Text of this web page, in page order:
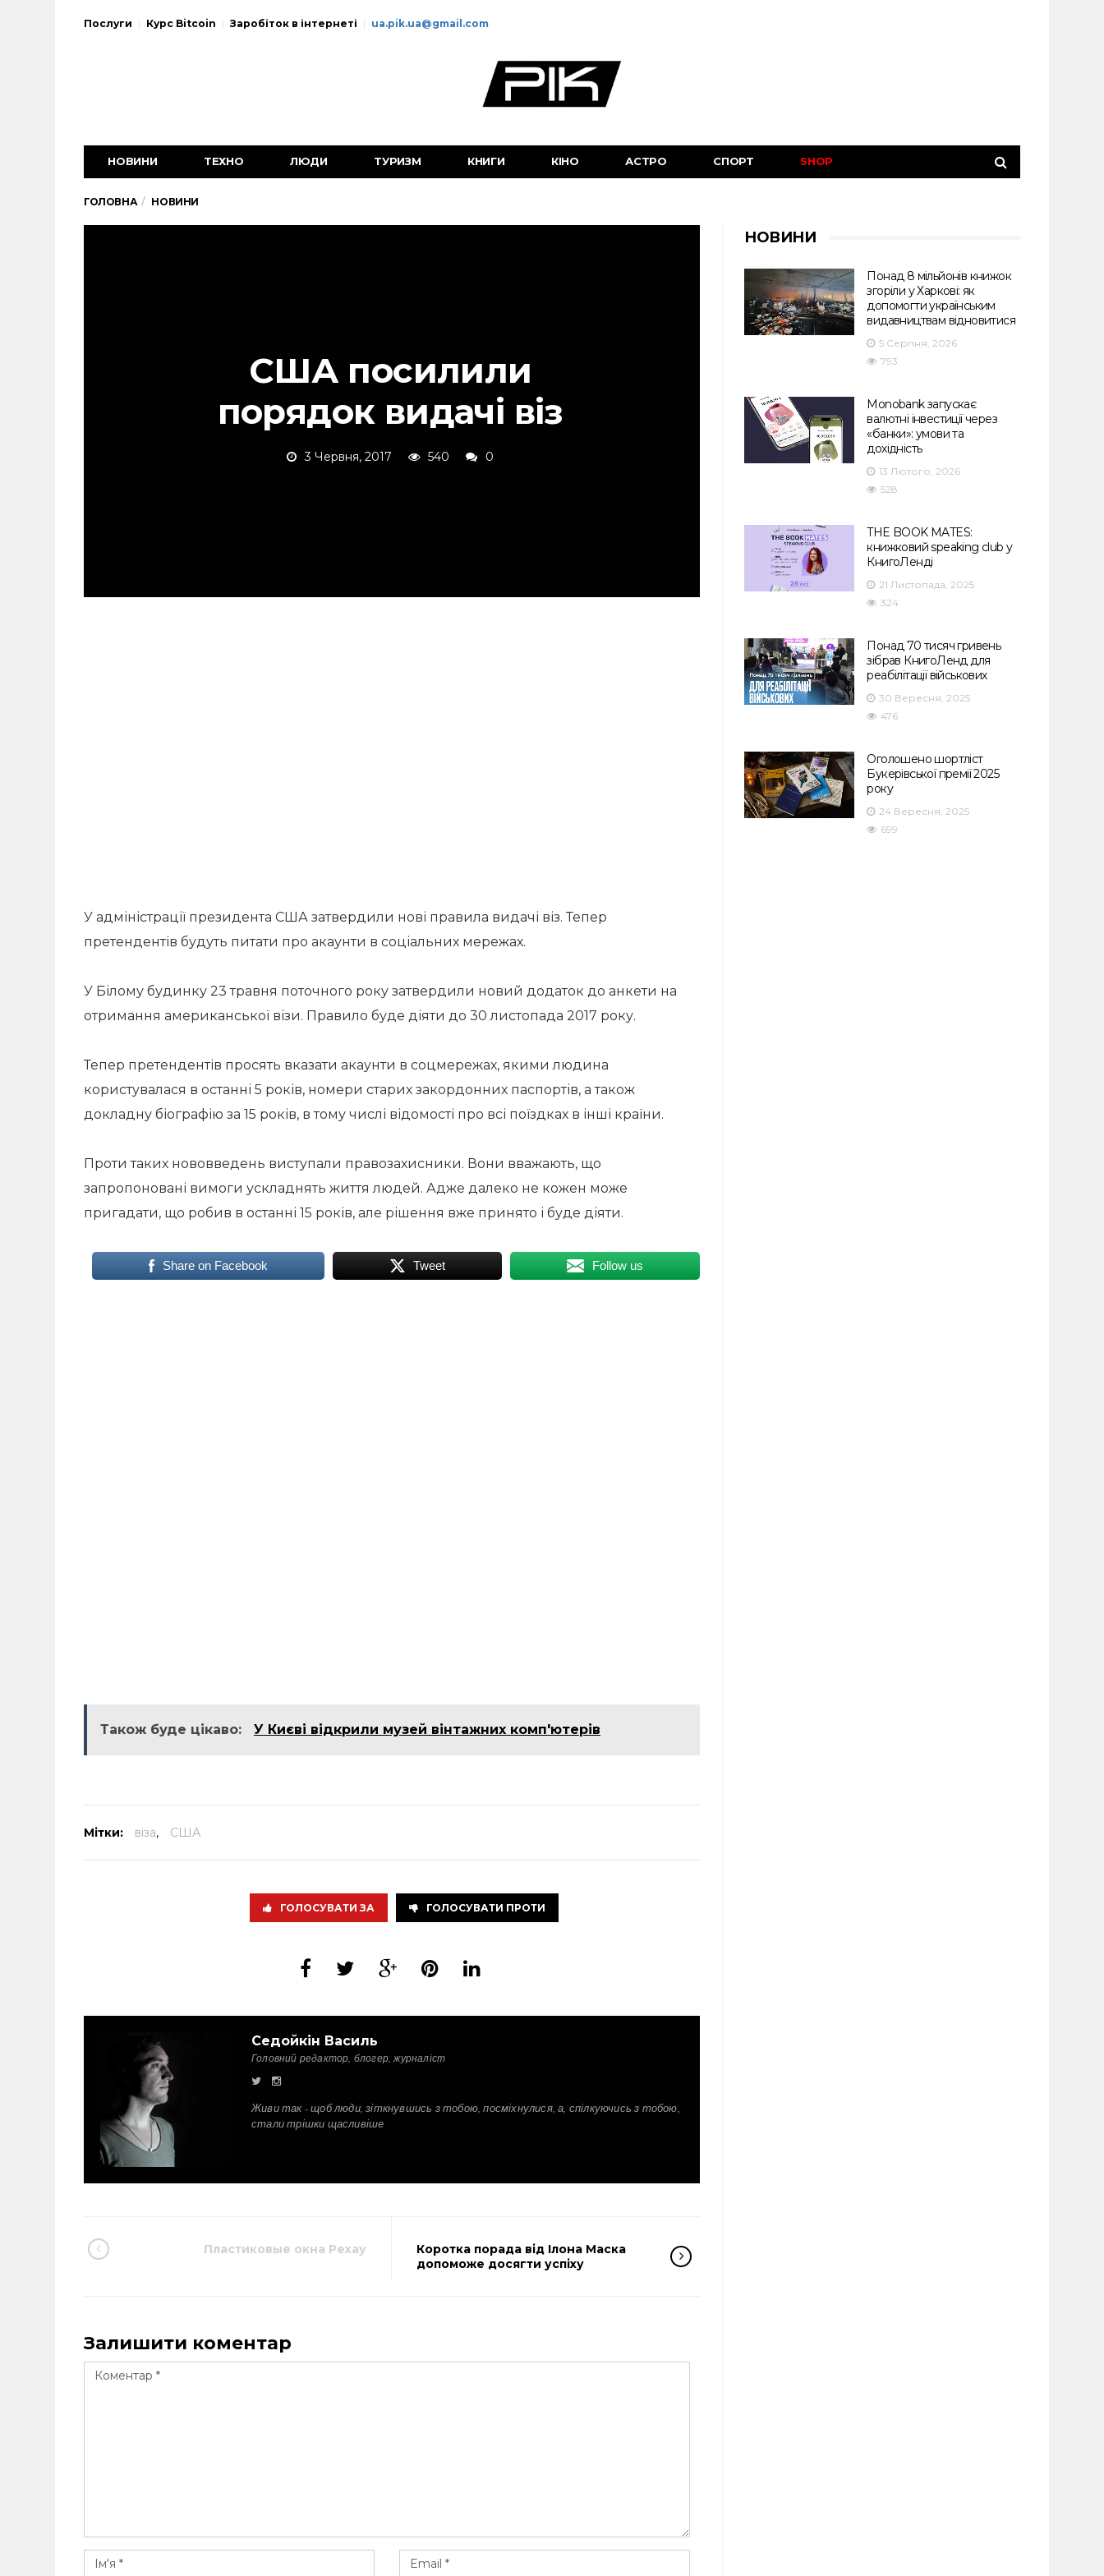
Послуги Курс Bitcoin Заробіток в інтернеті ua.pik.ua@gmail.com
НОВИНИ ТЕХНО ЛЮДИ ТУРИЗМ КНИГИ КІНО АСТРО СПОРТ SHOP
ГОЛОВНА НОВИНИ
США посилили
порядок видачі віз
3 Червня, 2017 540 0
У адміністрації президента США затвердили нові правила видачі віз. Тепер
претендентів будуть питати про акаунти в соціальних мережах.
У Білому будинку 23 травня поточного року затвердили новий додаток до анкети на
отримання американської візи. Правило буде діяти до 30 листопада 2017 року.
Тепер претендентів просять вказати акаунти в соцмережах, якими людина
користувалася в останні 5 років, номери старих закордонних паспортів, а також
докладну біографію за 15 років, в тому числі відомості про всі поїздках в інші країни.
Проти таких нововведень виступали правозахисники. Вони вважають, що
запропоновані вимоги ускладнять життя людей. Адже далеко не кожен може
пригадати, що робив в останні 15 років, але рішення вже принято і буде діяти.
Share on Facebook Tweet Follow us
Також буде цікаво: У Києві відкрили музей вінтажних комп'ютерів
Мітки: віза, США
ГОЛОСУВАТИ ЗА ГОЛОСУВАТИ ПРОТИ
Седойкін Василь
Головний редактор, блогер, журналіст
Живи так - щоб люди, зіткнувшись з тобою, посміхнулися, а, спілкуючись з тобою,
стали трішки щасливіше
Пластиковые окна Рехау
Коротка порада від Ілона Маска
допоможе досягти успіху
Залишити коментар
НОВИНИ
Понад 8 мільйонів книжок
згоріли у Харкові: як
допомогти українським
видавництвам відновитися
5 Серпня, 2026
793
Monobank запускає
валютні інвестиції через
«банки»: умови та
дохідність
13 Лютого, 2026
528
THE BOOK MATES:
книжковий speaking club у
КнигоЛенді
21 Листопада, 2025
324
Понад 70 тисяч гривень
зібрав КнигоЛенд для
реабілітації військових
30 Вересня, 2025
476
Оголошено шортліст
Букерівської премії 2025
року
24 Вересня, 2025
699